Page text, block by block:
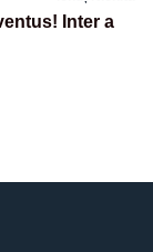
Inter a